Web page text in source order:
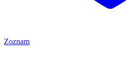
Zoznam